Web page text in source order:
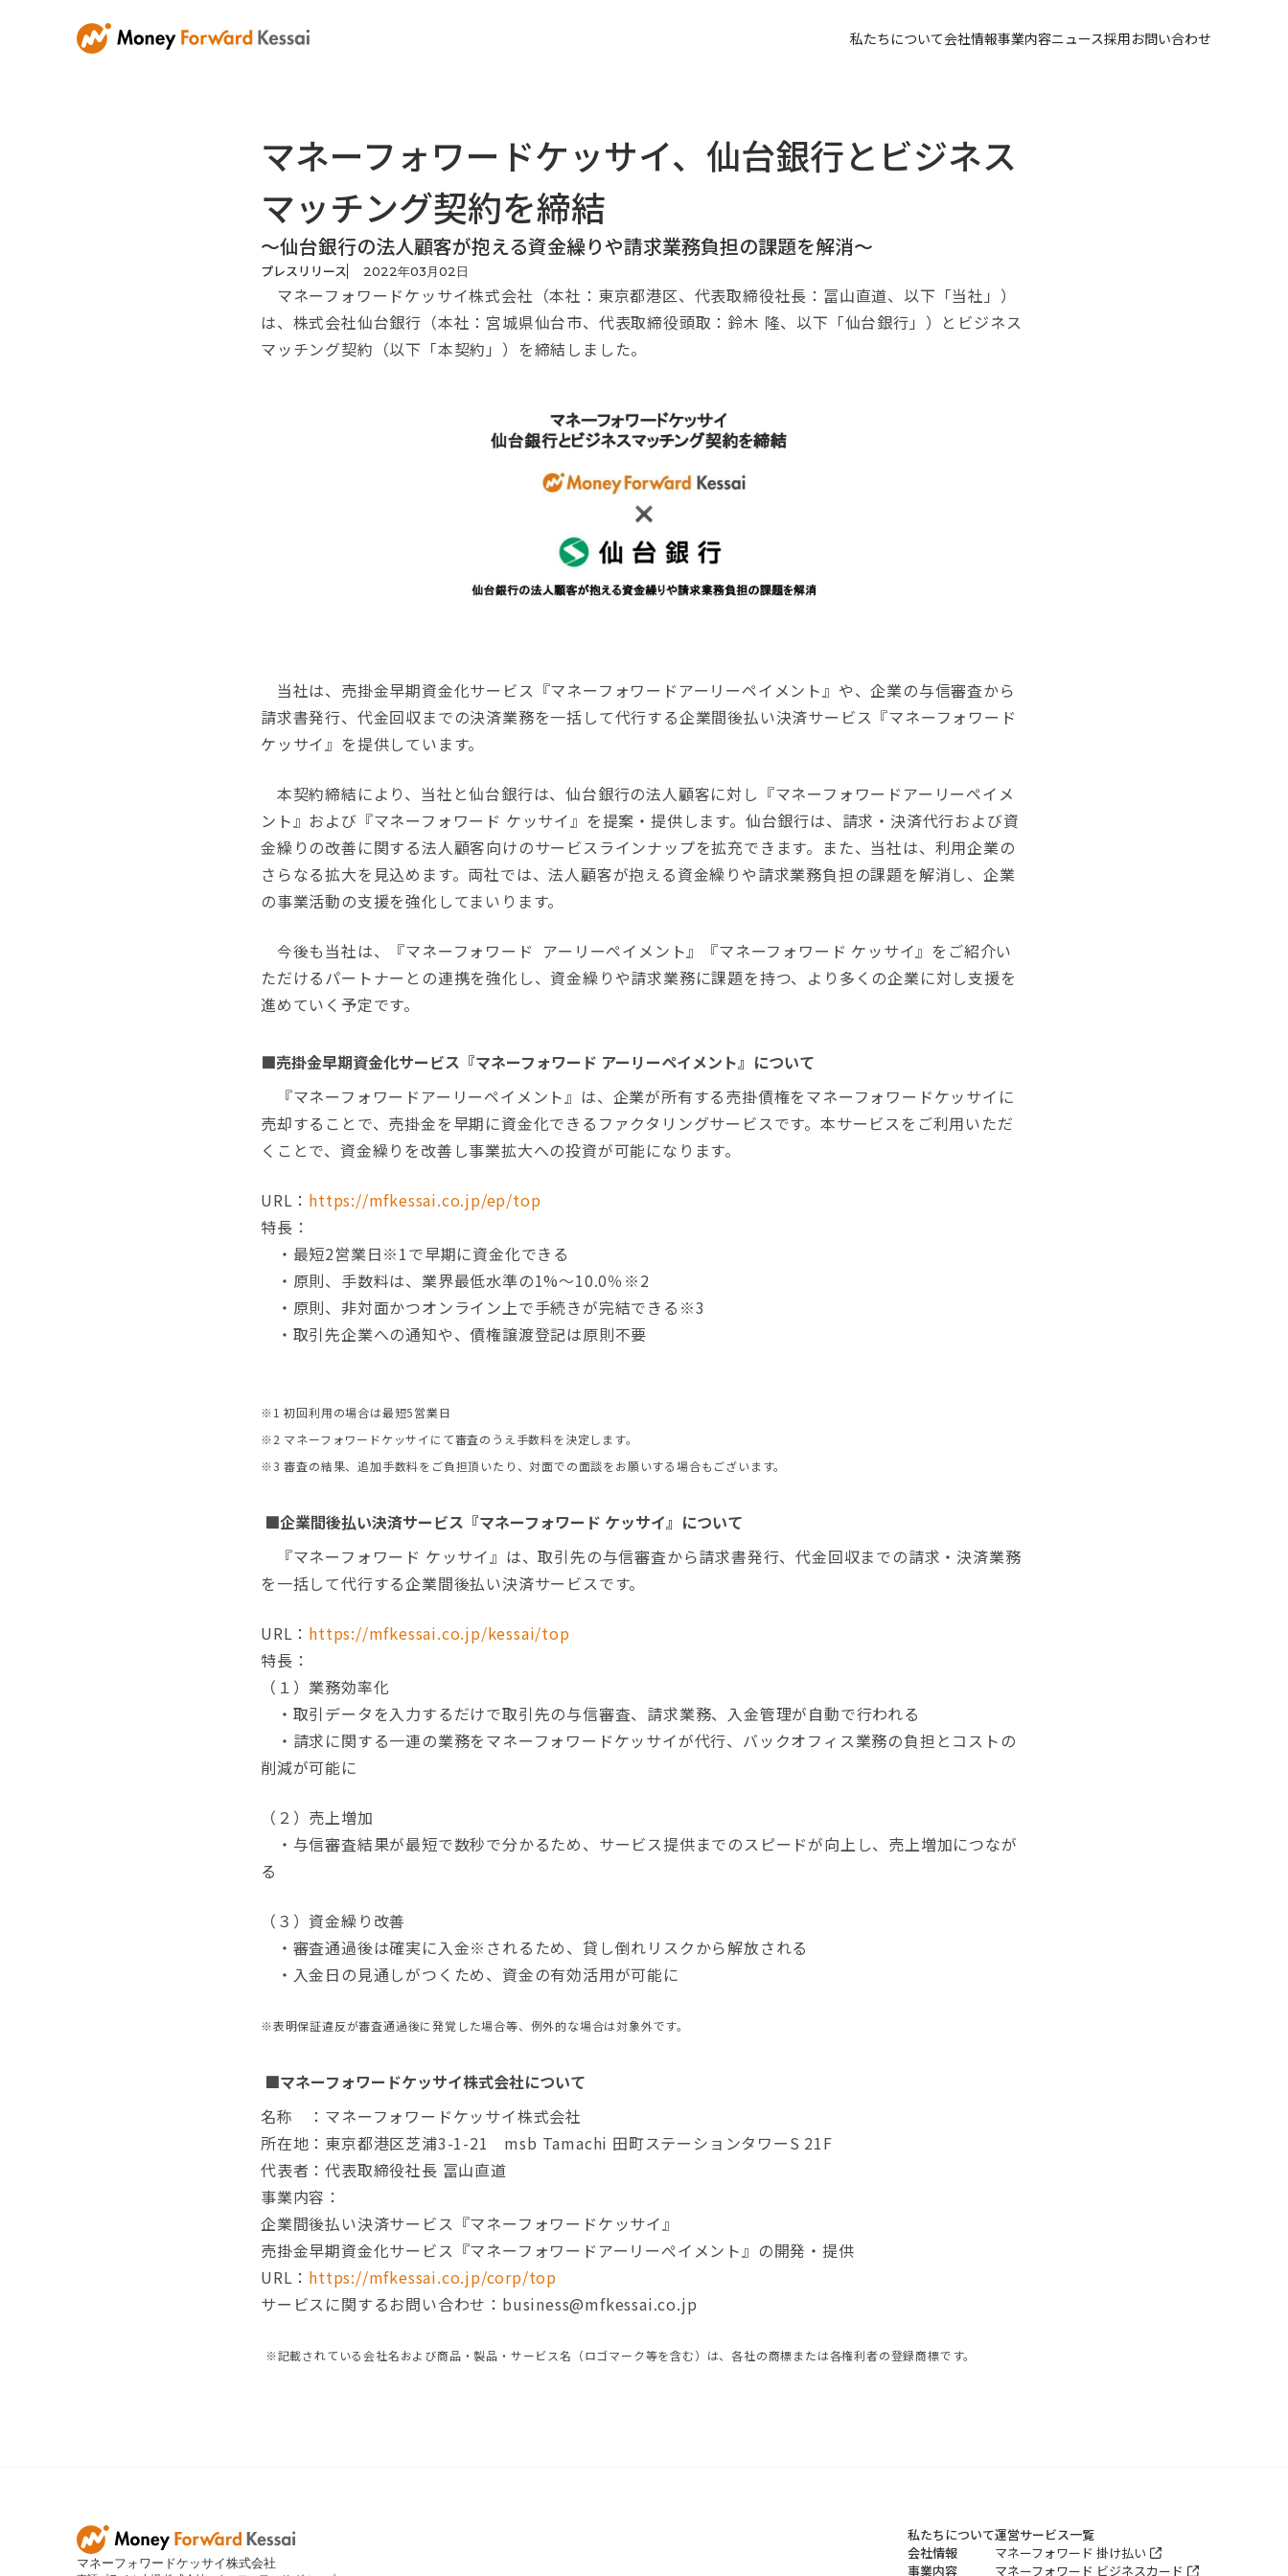
私たちについて会社情報事業内容ニュース採用お問い合わせ
マネーフォワードケッサイ、仙台銀行とビジネス
マッチング契約を締結
～仙台銀行の法人顧客が抱える資金繰りや請求業務負担の課題を解消～
プレスリリース 2022年03 月02 日
マネーフォワードケッサイ株式会社（本社：東京都港区、代表取締役社長：冨山直道、以下「当社」）
は、株式会社仙台銀行（本社：宮城県仙台市、代表取締役頭取：鈴木 隆、以下「仙台銀行」）とビジネス
マッチング契約（以下「本契約」）を締結しました。
当社は、売掛金早期資金化サービス『マネーフォワードアーリーペイメント』や、企業の与信審査から
請求書発行、代金回収までの決済業務を一括して代行する企業間後払い決済サービス『マネーフォワード
ケッサイ』を提供しています。
本契約締結により、当社と仙台銀行は、仙台銀行の法人顧客に対し『マネーフォワードアーリーペイメ
ント』および『マネーフォワード ケッサイ』を提案・提供します。仙台銀行は、請求・決済代行および資
金繰りの改善に関する法人顧客向けのサービスラインナップを拡充できます。また、当社は、利用企業の
さらなる拡大を見込めます。両社では、法人顧客が抱える資金繰りや請求業務負担の課題を解消し、企業
の事業活動の支援を強化してまいります。
今後も当社は、『マネーフォワード アーリーペイメント』『マネーフォワード ケッサイ』をご紹介い
ただけるパートナーとの連携を強化し、資金繰りや請求業務に課題を持つ、より多くの企業に対し支援を
進めていく予定です。
■売掛金早期資金化サービス『マネーフォワード アーリーペイメント』について
『マネーフォワードアーリーペイメント』は、企業が所有する売掛債権をマネーフォワードケッサイに
売却することで、売掛金を早期に資金化できるファクタリングサービスです。本サービスをご利用いただ
くことで、資金繰りを改善し事業拡大への投資が可能になります。
URL： https://mfkessai.co.jp/ep/top
特長：
・最短2営業日※1で早期に資金化できる
・原則、手数料は、業界最低水準の1%～10.0％※2
・原則、非対面かつオンライン上で手続きが完結できる※3
・取引先企業への通知や、債権譲渡登記は原則不要
※1 初回利用の場合は最短5営業日
※2 マネーフォワードケッサイにて審査のうえ手数料を決定します。
※3 審査の結果、追加手数料をご負担頂いたり、対面での面談をお願いする場合もございます。
■企業間後払い決済サービス『マネーフォワード ケッサイ』について
『マネーフォワード ケッサイ』は、取引先の与信審査から請求書発行、代金回収までの請求・決済業務
を一括して代行する企業間後払い決済サービスです。
URL： https://mfkessai.co.jp/kessai/top
特長：
（１）業務効率化
・取引データを入力するだけで取引先の与信審査、請求業務、入金管理が自動で行われる
・請求に関する一連の業務をマネーフォワードケッサイが代行、バックオフィス業務の負担とコストの
削減が可能に
（２）売上増加
・与信審査結果が最短で数秒で分かるため、サービス提供までのスピードが向上し、売上増加につなが
る
（３）資金繰り改善
・審査通過後は確実に入金※されるため、貸し倒れリスクから解放される
・入金日の見通しがつくため、資金の有効活用が可能に
※表明保証違反が審査通過後に発覚した場合等、例外的な場合は対象外です。
■マネーフォワードケッサイ株式会社について
名称 ：マネーフォワードケッサイ株式会社
所在地：東京都港区芝浦3-1-21 msb Tamachi 田町ステーションタワーS 21F
代表者：代表取締役社長 冨山直道
事業内容：
企業間後払い決済サービス『マネーフォワードケッサイ』
売掛金早期資金化サービス『マネーフォワードアーリーぺイメント』の開発・提供
URL： https://mfkessai.co.jp/corp/top
サービスに関するお問い合わせ：business@mfkessai.co.jp
※記載されている会社名および商品・製品・サービス名（ロゴマーク等を含む）は、各社の商標または各権利者の登録商標です。
マネーフォワードケッサイ株式会社
私たちについて
会社情報
事業内容
運営サービス一覧
マネーフォワード 掛け払い
マネーフォワード ビジネスカード